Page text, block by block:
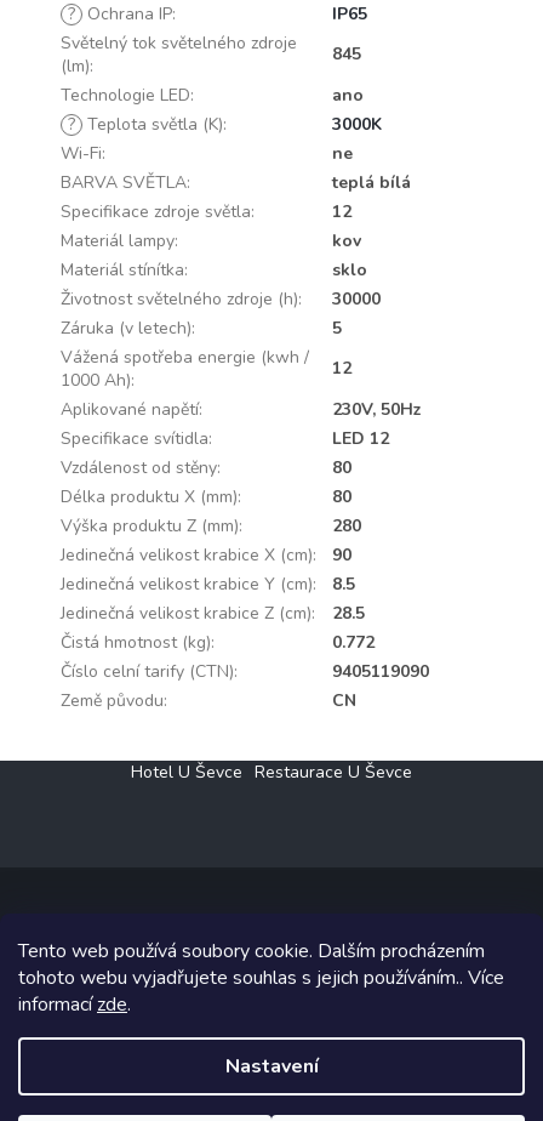
Tento web používá soubory cookie. Dalším procházením
tohoto webu vyjadřujete souhlas s jejich používáním.. Více
informacízde.
Nastavení
? Ochrana IP:
IP65
Světelný tok světelného zdroje
(lm):
845
Technologie LED:
ano
? Teplota světla (K):
3000K
Wi-Fi:
ne
BARVA SVĚTLA:
teplá bílá
Specifikace zdroje světla:
12
Materiál lampy:
kov
Materiál stínítka:
sklo
Životnost světelného zdroje (h):
30000
Záruka (v letech):
5
Vážená spotřeba energie (kwh /
1000 Ah):
12
Aplikované napětí:
230V, 50Hz
Specifikace svítidla:
LED 12
Vzdálenost od stěny:
80
Délka produktu X (mm):
80
Výška produktu Z (mm):
280
Jedinečná velikost krabice X (cm):
90
Jedinečná velikost krabice Y (cm):
8.5
Jedinečná velikost krabice Z (cm):
28.5
Čistá hmotnost (kg):
0.772
Číslo celní tarify (CTN):
9405119090
Země původu: CN
Hotel U Ševce Restaurace U Ševce
Copyright 2026Elektro Klesný s.r.o.. Všechna práva vyhrazena.
Grafický návrh vytvořil a na Shoptet implementoval
Shoptetak.cz.
Vytvořil Shoptet